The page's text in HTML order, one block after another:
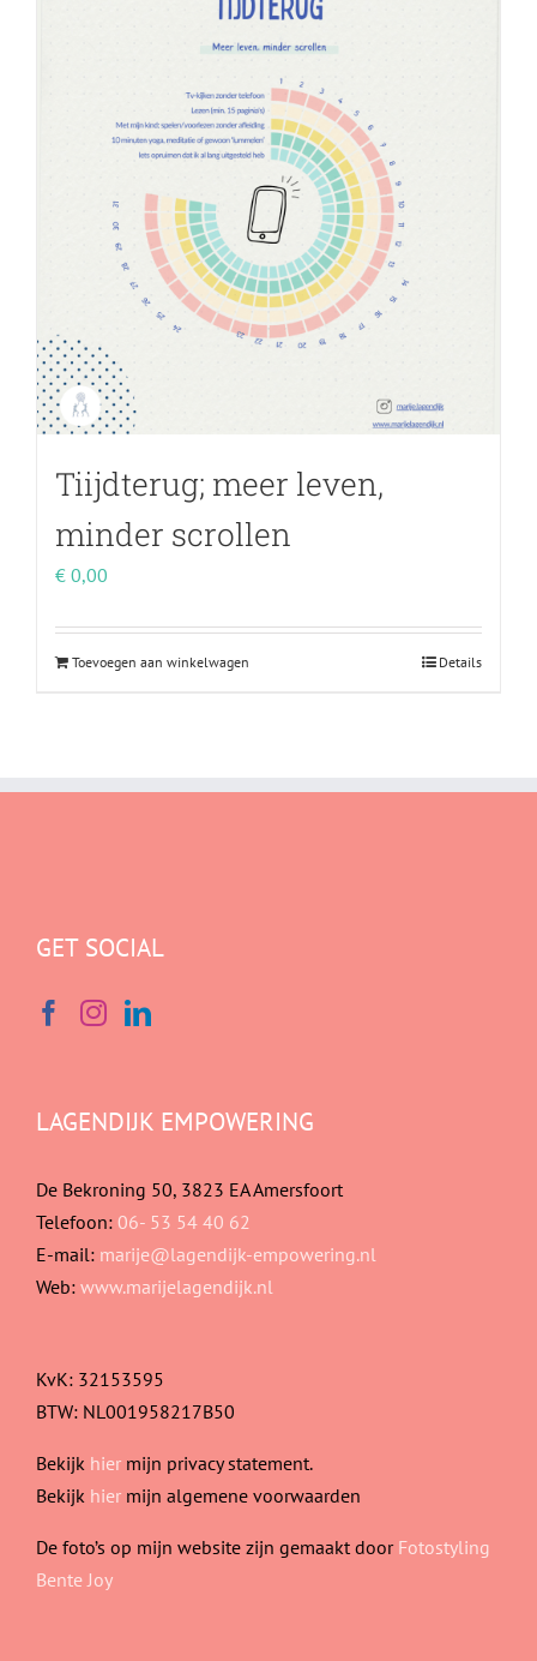
Tiijdterug; meer leven,
minder scrollen
€ 0,00
Toevoegen aan winkelwagen Details
GET SOCIAL
LAGENDIJK EMPOWERING
De Bekroning 50, 3823 EA Amersfoort
Telefoon: 06- 53 54 40 62
E-mail: marije@lagendijk-empowering.nl
Web: www.marijelagendijk.nl
KvK: 32153595
BTW: NL001958217B50
Bekijk hier mijn privacy statement.
Bekijk hier mijn algemene voorwaarden
De foto’s op mijn website zijn gemaakt door Fotostyling
Bente Joy